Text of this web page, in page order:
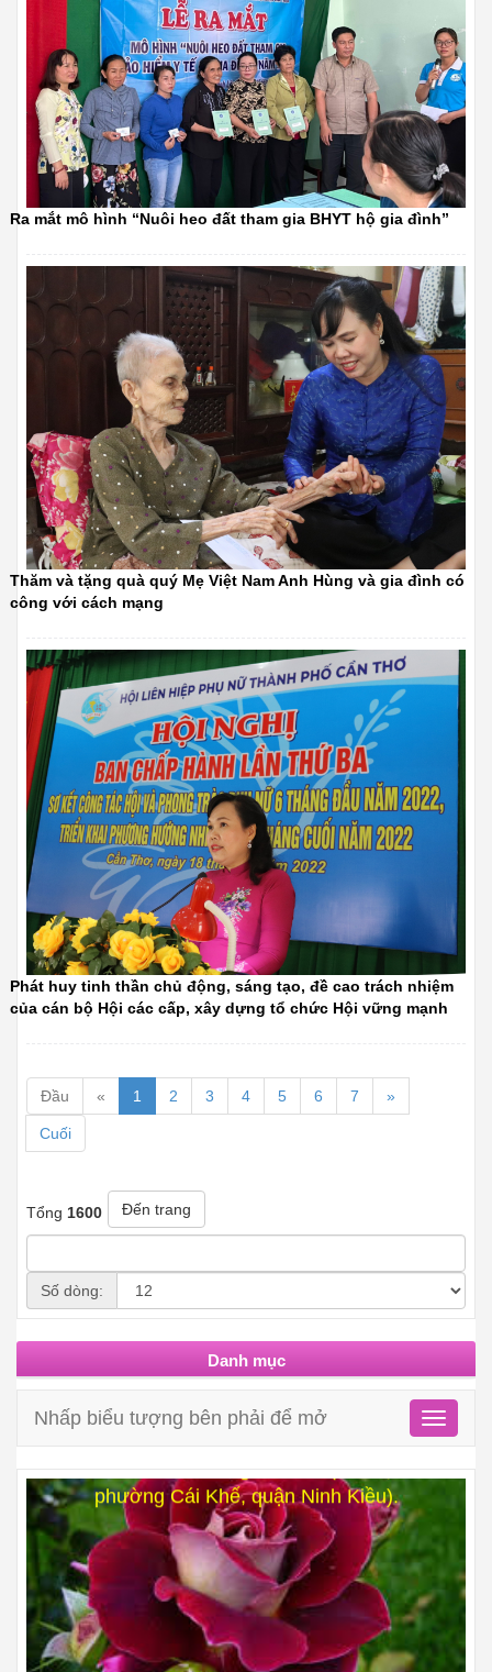
Ra mắt mô hình “Nuôi heo đất tham gia BHYT hộ gia đình”
Thăm và tặng quà quý Mẹ Việt Nam Anh Hùng và gia đình có
công với cách mạng
Phát huy tinh thần chủ động, sáng tạo, đề cao trách nhiệm
của cán bộ Hội các cấp, xây dựng tổ chức Hội vững mạnh
Đầu « 1 2 3 4 5 6 7 »
Cuối
Tổng 1600 Đến trang
Số dòng:
Danh mục
Toggle
Nhấp biểu tượng bên phải để mở
Thành phố Cần Thơ tổ chức bắn pháo hoa tầm